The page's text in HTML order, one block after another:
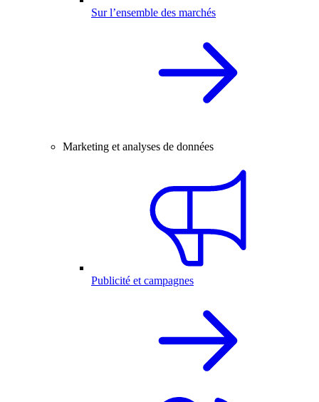
Sur l’ensemble des marchés
Marketing et analyses de données
Publicité et campagnes